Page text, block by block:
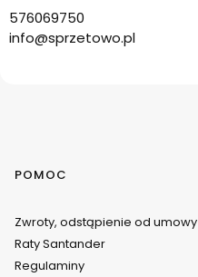
576069750
info@sprzetowo.pl
Linki w stopce
POMOC
Zwroty, odstąpienie od umowy
Raty Santander
Regulaminy